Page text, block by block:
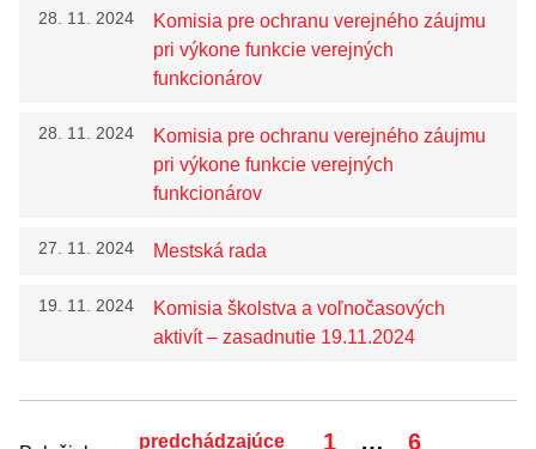
28. 11. 2024
Komisia pre ochranu verejného záujmu
pri výkone funkcie verejných
funkcionárov
28. 11. 2024
Komisia pre ochranu verejného záujmu
pri výkone funkcie verejných
funkcionárov
27. 11. 2024 Mestská rada
19. 11. 2024
Komisia školstva a voľnočasových
aktivít – zasadnutie 19.11.2024
predchádzajúce Strana
1 … Strana
6